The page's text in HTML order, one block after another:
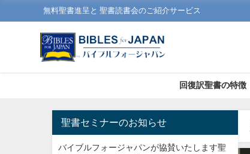
無料聖書進呈と 聖書読書会のご紹介サービス
回復訳聖書の特徴
聖書セミナーのお知らせ
バイブルフォージャパンが協賛いたします聖